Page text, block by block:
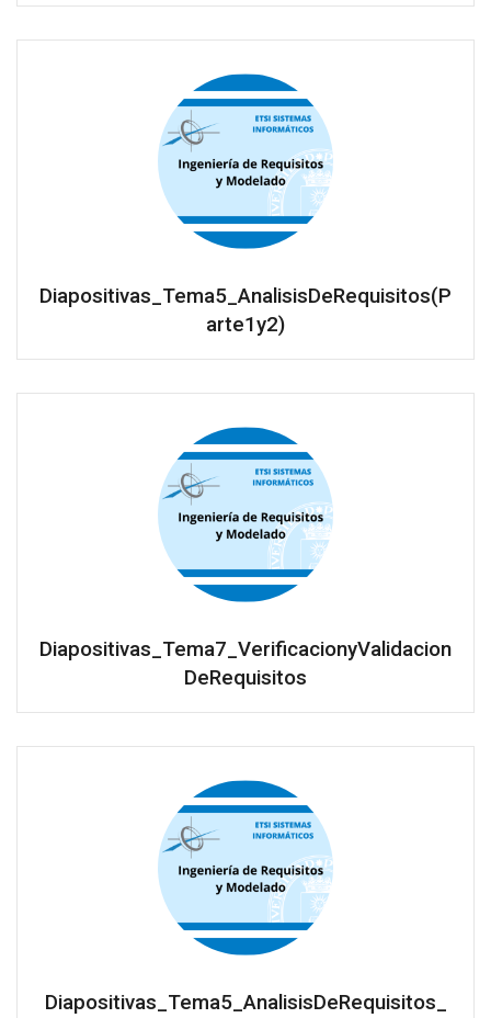
Diapositivas_Tema5_AnalisisDeRequisitos(P
arte1y2)
Diapositivas_Tema7_VerificacionyValidacion
DeRequisitos
Diapositivas_Tema5_AnalisisDeRequisitos_